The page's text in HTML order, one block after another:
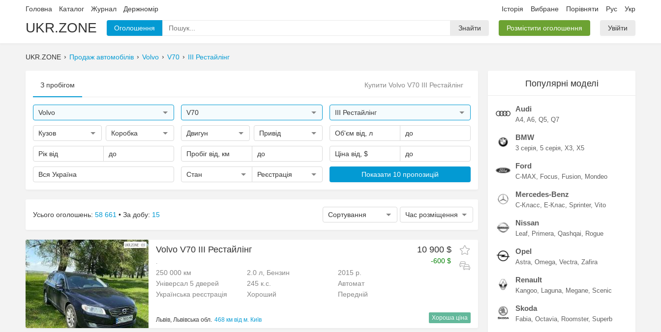
Головна Каталог Журнал Держномір Історія Вибране Порівняти Рус Укр
UKR.ZONE Оголошення Знайти Розмістити оголошення Увійти
UKR.ZONE Продаж автомобілів Volvo V70 III Рестайлінг
З пробігом Купити Volvo V70 III Рестайлінг
Volvo V70 III Рестайлінг
Кузов Коробка Двигун Привід Об'єм від, л до
Рік від до Пробіг від, км до Ціна від, $ до
Вся Україна Стан Реєстрація Показати 10 пропозицій
Усього оголошень: 58 661 • За добу: 15 Сортування Час розміщення
Volvo V70 III Рестайлінг 10 900 $
-600 $
.
250 000 км 2.0 л, Бензин
2015 р.
Універсал 5 дверей
245 к.с.
Автомат
Українська реєстрація
Хороший Передній
Львів, Львівська обл. 468 км від м. Київ Хороша ціна
Популярні моделі
Audi
A4 A6 Q5 Q7
BMW
3 серія 5 серія X3 X5
Ford
C-MAX Focus Fusion Mondeo
Mercedes-Benz
C-Класс E-Клас Sprinter Vito
Nissan
Leaf Primera Qashqai Rogue
Opel
Astra Omega Vectra Zafira
Renault
Kangoo Laguna Megane Scenic
Skoda
Fabia Octavia Roomster Superb